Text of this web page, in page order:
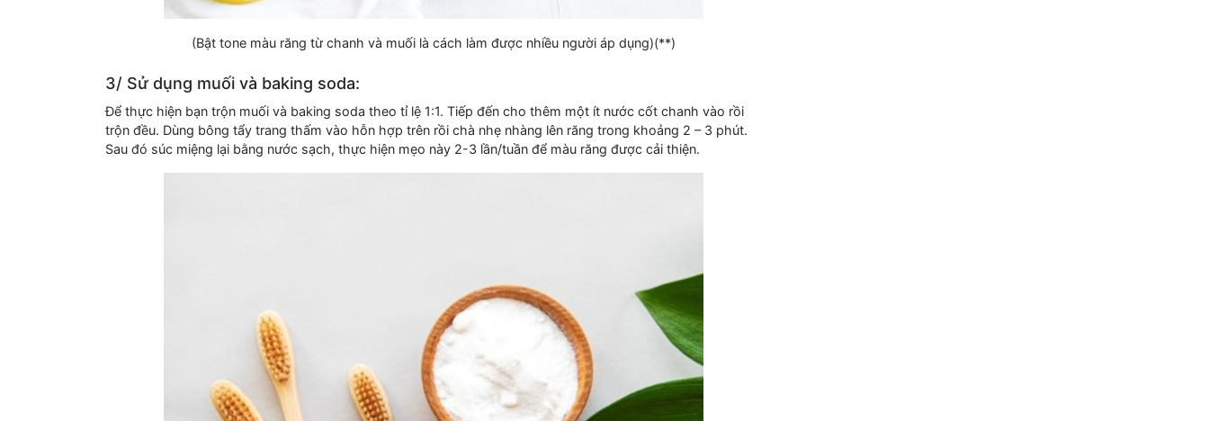
(Bật tone màu răng từ chanh và muối là cách làm được nhiều người áp dụng)(**)
3/ Sử dụng muối và baking soda:
Để thực hiện bạn trộn muối và baking soda theo tỉ lệ 1:1. Tiếp đến cho thêm một ít nước cốt chanh vào rồi
trộn đều. Dùng bông tẩy trang thấm vào hỗn hợp trên rồi chà nhẹ nhàng lên răng trong khoảng 2 – 3 phút.
Sau đó súc miệng lại bằng nước sạch, thực hiện mẹo này 2-3 lần/tuần để màu răng được cải thiện.